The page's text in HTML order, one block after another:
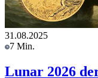
31.08.2025
7 Min.
Lunar 2026